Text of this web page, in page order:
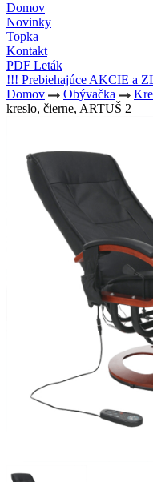
Domov
Novinky
Topka
Kontakt
PDF Leták
!!! Prebiehajúce AKCIE a
Domov
Obývačka
kreslo, čierne, ARTUŠ 2